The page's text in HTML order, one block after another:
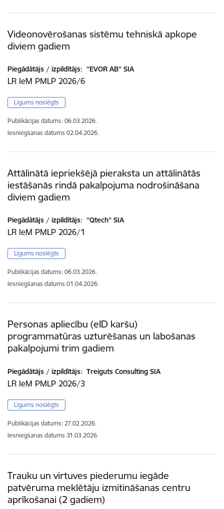
Videonovērošanas sistēmu tehniskā apkope
diviem gadiem
Piegādātājs / izpildītājs: ''EVOR AB'' SIA
LR IeM PMLP 2026/6
Līgums noslēgts
Publikācijas datums: 06.03.2026.
Iesniegšanas datums 02.04.2026.
Attālinātā iepriekšējā pieraksta un attālinātās
iestāšanās rindā pakalpojuma nodrošināšana
diviem gadiem
Piegādātājs / izpildītājs: ''Qtech'' SIA
LR IeM PMLP 2026/1
Līgums noslēgts
Publikācijas datums: 06.03.2026.
Iesniegšanas datums 01.04.2026.
Personas apliecību (eID karšu)
programmatūras uzturēšanas un labošanas
pakalpojumi trim gadiem
Piegādātājs / izpildītājs: Treiguts Consulting SIA
LR IeM PMLP 2026/3
Līgums noslēgts
Publikācijas datums: 27.02.2026.
Iesniegšanas datums 31.03.2026.
Trauku un virtuves piederumu iegāde
patvēruma meklētāju izmitināšanas centru
aprīkošanai (2 gadiem)